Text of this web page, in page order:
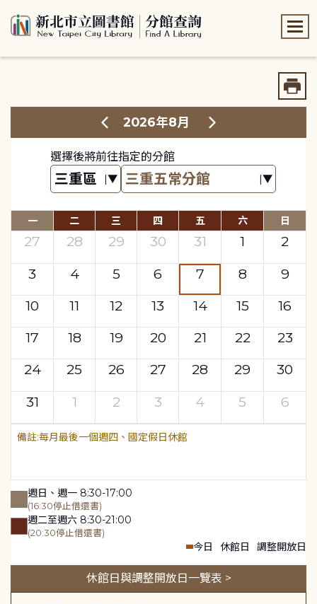
2026年8月
選擇後將前往指定的分館
一 二 三 四 五 六 日
27 28 29 30 31 1
2
3
4 5 6 7 8
9
10
11 12 13 14 15
16
17
18 19 20 21 22
23
24
25 26 27 28 29
30
31
1 2 3 4 5 6
每月最後一個週四、國定假日休館
週日、週一 8:30-17:00
(16:30停止借還書)
週二至週六 8:30-21:00
(20:30停止借還書)
今日 休館日 調整開放日
休館日與調整開放日一覽表 >